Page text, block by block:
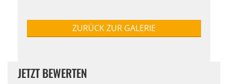
ZURÜCK ZUR GALERIE
JETZT BEWERTEN